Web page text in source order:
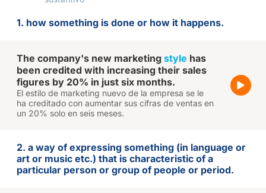
1. how something is done or how it happens.
The company's new marketing style has
been credited with increasing their sales
figures by 20% in just six months.
El estilo de marketing nuevo de la empresa se le
ha creditado con aumentar sus cifras de ventas en
un 20% solo en seis meses.
2. a way of expressing something (in language or
art or music etc.) that is characteristic of a
particular person or group of people or period.